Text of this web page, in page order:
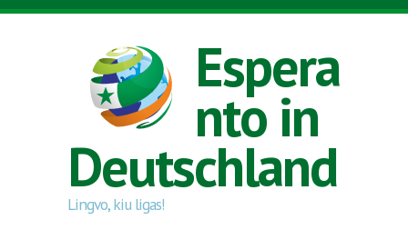
Direkt zum Inhalt
Espera
nto in
Deutschland
Lingvo, kiu ligas!